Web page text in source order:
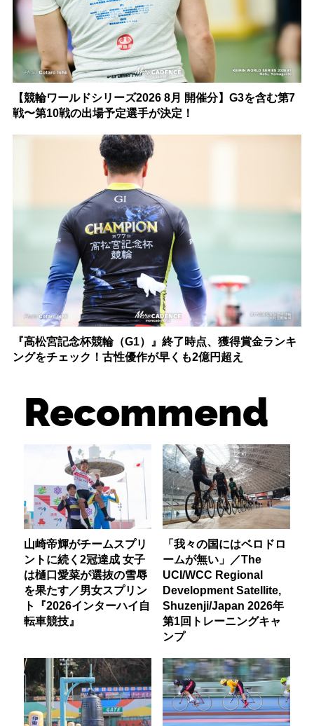
【競輪ワールドシリーズ2026 8月 開催分】G3を含む第7
戦〜第10戦の出場予定選手が決定！
『高松宮記念杯競輪（G1）』終了時点、獲得賞金ランキ
ングをチェック！古性優作が早くも2億円超え
Recommend
山崎帝輝がチームスプリ
ントに続く2冠達成 女子
は樋口愛菜が選抜の雪辱
を果たす／男女スプリン
ト『2026インターハイ自
転車競技』
「我々の国にはベロドロ
ームが無い」／The
UCI/WCC Regional
Development Satellite,
Shuzenji/Japan 2026年
第1回トレーニングキャ
ンプ